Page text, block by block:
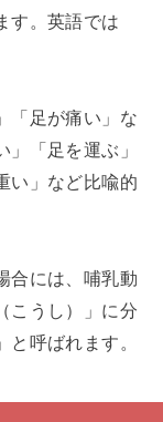
す。英語では
「足が痛い」な
「足を運ぶ」
い」など比喩的
合には、哺乳動
こうし）」に分
呼ばれます。